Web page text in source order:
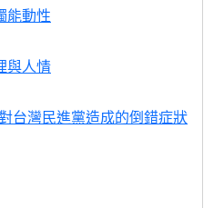
能動性
與人情
台灣民進黨造成的倒錯症狀